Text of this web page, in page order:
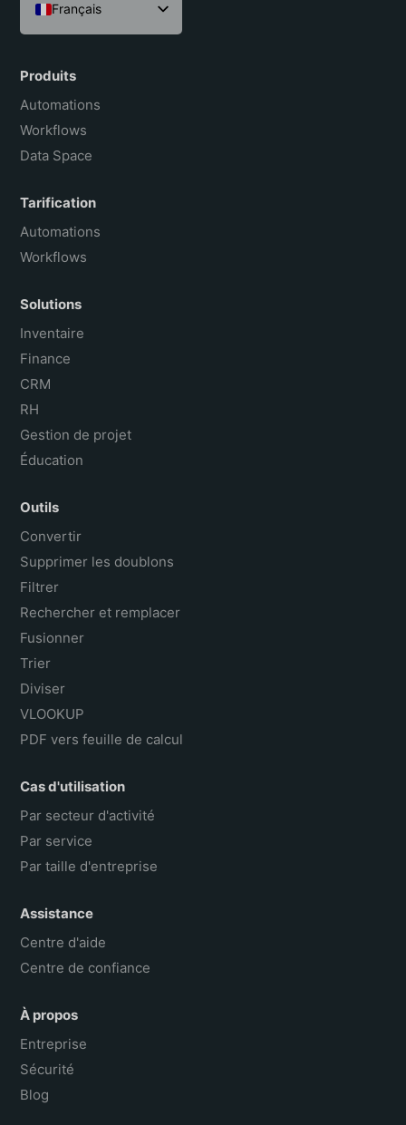
Français
English
Español
Português do Brasil
Produits
Automations
Workflows
Data Space
Tarification
Automations
Workflows
Solutions
Inventaire
Finance
CRM
RH
Gestion de projet
Éducation
Outils
Convertir
Supprimer les doublons
Filtrer
Rechercher et remplacer
Fusionner
Trier
Diviser
VLOOKUP
PDF vers feuille de calcul
Cas d'utilisation
Par secteur d'activité
Par service
Par taille d'entreprise
Assistance
Centre d'aide
Centre de confiance
À propos
Entreprise
Sécurité
Blog